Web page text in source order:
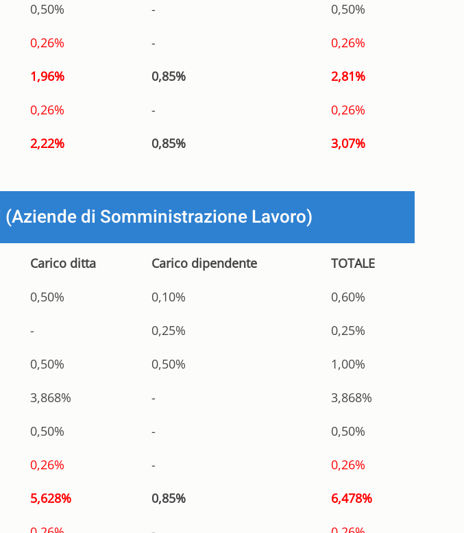
0,50% - 0,50%
0,26% - 0,26%
1,96% 0,85% 2,81%
0,26% - 0,26%
2,22% 0,85% 3,07%
di Somministrazione Lavoro)
Carico ditta Carico dipendente TOTALE
0,50% 0,10% 0,60%
- 0,25% 0,25%
0,50% 0,50% 1,00%
3,868% - 3,868%
0,50% - 0,50%
0,26% - 0,26%
5,628% 0,85% 6,478%